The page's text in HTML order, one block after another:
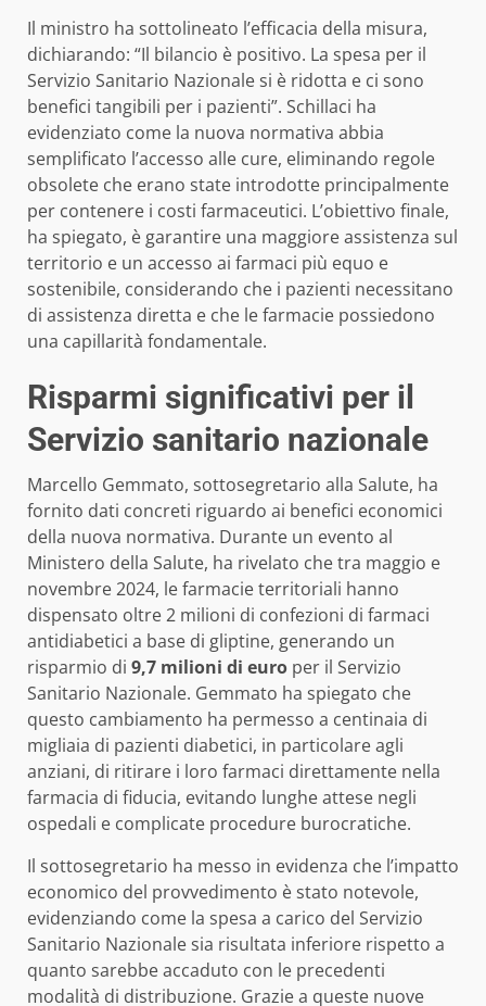
Il ministro ha sottolineato l’efficacia della misura,
dichiarando: “Il bilancio è positivo. La spesa per il
Servizio Sanitario Nazionale si è ridotta e ci sono
benefici tangibili per i pazienti”. Schillaci ha
evidenziato come la nuova normativa abbia
semplificato l’accesso alle cure, eliminando regole
obsolete che erano state introdotte principalmente
per contenere i costi farmaceutici. L’obiettivo finale,
ha spiegato, è garantire una maggiore assistenza sul
territorio e un accesso ai farmaci più equo e
sostenibile, considerando che i pazienti necessitano
di assistenza diretta e che le farmacie possiedono
una capillarità fondamentale.
Risparmi significativi per il
Servizio sanitario nazionale
Marcello Gemmato, sottosegretario alla Salute, ha
fornito dati concreti riguardo ai benefici economici
della nuova normativa. Durante un evento al
Ministero della Salute, ha rivelato che tra maggio e
novembre 2024, le farmacie territoriali hanno
dispensato oltre 2 milioni di confezioni di farmaci
antidiabetici a base di gliptine, generando un
risparmio di 9,7 milioni di euro per il Servizio
Sanitario Nazionale. Gemmato ha spiegato che
questo cambiamento ha permesso a centinaia di
migliaia di pazienti diabetici, in particolare agli
anziani, di ritirare i loro farmaci direttamente nella
farmacia di fiducia, evitando lunghe attese negli
ospedali e complicate procedure burocratiche.
Il sottosegretario ha messo in evidenza che l’impatto
economico del provvedimento è stato notevole,
evidenziando come la spesa a carico del Servizio
Sanitario Nazionale sia risultata inferiore rispetto a
quanto sarebbe accaduto con le precedenti
modalità di distribuzione. Grazie a queste nuove